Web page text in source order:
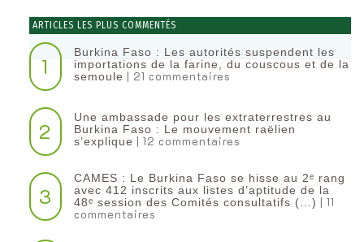
ARTICLES LES PLUS COMMENTÉS
1
Burkina Faso : Les autorités suspendent les
importations de la farine, du couscous et de la
semoule | 21 commentaires
2
Une ambassade pour les extraterrestres au
Burkina Faso : Le mouvement raëlien
s’explique | 12 commentaires
3
CAMES : Le Burkina Faso se hisse au 2ᵉ rang
avec 412 inscrits aux listes d’aptitude de la
48ᵉ session des Comités consultatifs (…) | 11
commentaires